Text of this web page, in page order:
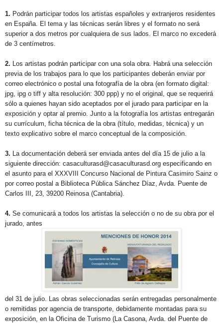
1. Podrán participar todos los artistas españoles y extranjeros residentes
en España. El tema y las técnicas serán libres y el formato no será
superior a dos metros por cualquiera de sus lados. El marco no excederá
de 3 centímetros.
2. Los artistas podrán participar con una sola obra. Habrá una selección
previa de los trabajos para lo que los participantes deberán enviar por
correo electrónico o postal una fotografía de la obra (en formato digital:
jpg, ipg o tiff y alta resolución: 300 ppp) y no el original, que se requerirá
sólo a quienes hayan sido aceptados por el jurado para participar en la
exposición y optar al premio. Junto a la fotografía los artistas entregarán
su currículum, ficha técnica de la obra (título, medidas, técnica) y un
texto explicativo sobre el marco conceptual de la composición.
3. La documentación deberá ser enviada antes del día 15 de julio a la
siguiente dirección: casaculturasd@casaculturasd.org especificando en
el asunto para el XXXVIII Concurso Nacional de Pintura Casimiro Sainz o
por correo postal a Biblioteca Pública Sánchez Díaz, Avda. Puente de
Carlos III, 23, 39200 Reinosa (Cantabria).
4. Se comunicará a todos los artistas la selección o no de su obra por el
jurado, antes
del 31 de julio. Las obras seleccionadas serán entregadas personalmente
o remitidas por agencia de transporte, debidamente montadas para su
exposición, en la Oficina de Turismo (La Casona, Avda. del Puente de